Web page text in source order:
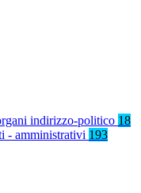
indirizzo-politico 18
- amministrativi 193